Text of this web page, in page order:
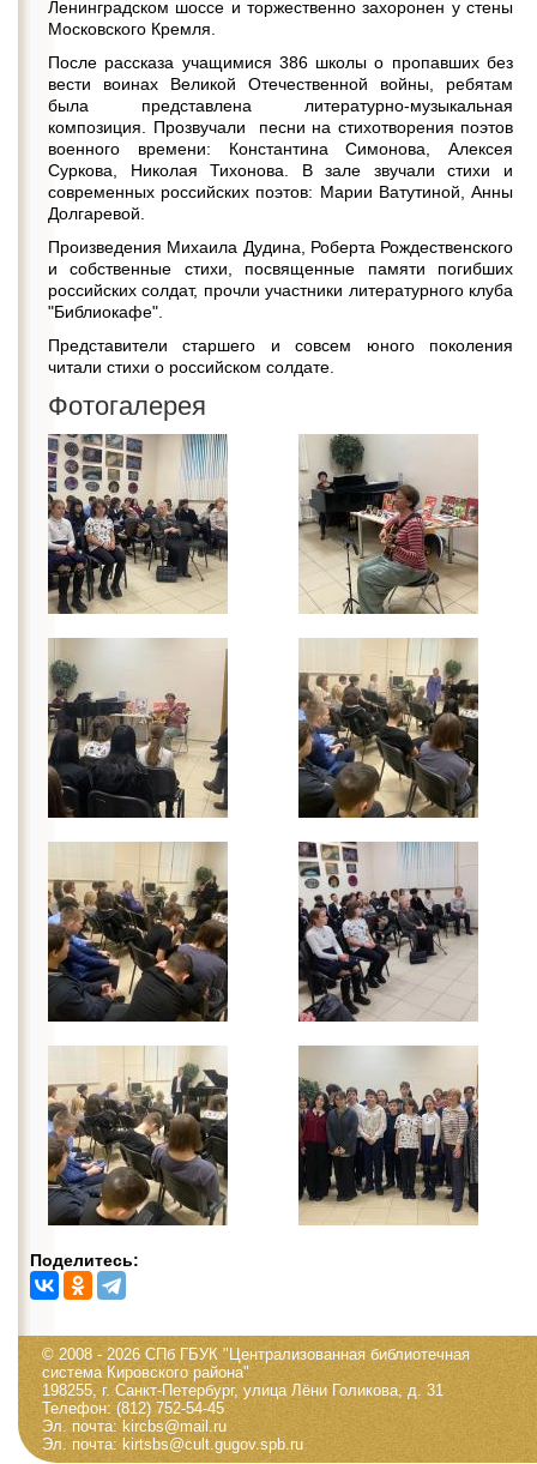
Ленинградском шоссе и торжественно захоронен у стены
Московского Кремля.
После рассказа учащимися 386 школы о пропавших без
вести воинах Великой Отечественной войны, ребятам
была представлена литературно-музыкальная
композиция. Прозвучали песни на стихотворения поэтов
военного времени: Константина Симонова, Алексея
Суркова, Николая Тихонова. В зале звучали стихи и
современных российских поэтов: Марии Ватутиной, Анны
Долгаревой.
Произведения Михаила Дудина, Роберта Рождественского
и собственные стихи, посвященные памяти погибших
российских солдат, прочли участники литературного клуба
"Библиокафе".
Представители старшего и совсем юного поколения
читали стихи о российском солдате.
Фотогалерея
Поделитесь:
© 2008 - 2026 СПб ГБУК "Централизованная библиотечная
система Кировского района"
198255, г. Санкт-Петербург, улица Лёни Голикова, д. 31
Телефон: (812) 752-54-45
Эл. почта: kircbs@mail.ru
Эл. почта: kirtsbs@cult.gugov.spb.ru